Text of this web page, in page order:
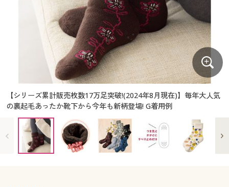
ジュニア・ティーンズ下着
大きいサイズ レディース服
大きいサイズ レディース下着
大きいサイズ メンズ
大きいサイズ 事務・制服
バーゲンセール
シークレットセール
詳細検索
商品カテゴリ一覧
カタログ・チラシからのご注文
デジタルカタログ
カタログ無料プレゼント
大きいサイズ レディース下着
大きいサイズ メンズ
大きいサイズ 事務・制服
シークレットセール
商品カテゴリ一覧
カタログ・チラシからのご注文
カタログ無料プレゼント
会員メニュー
【シリーズ累計販売枚数17万足突破!(2024年8月現在)】毎年大人気
の裏起毛あったか靴下から今年も新柄登場! G着用例